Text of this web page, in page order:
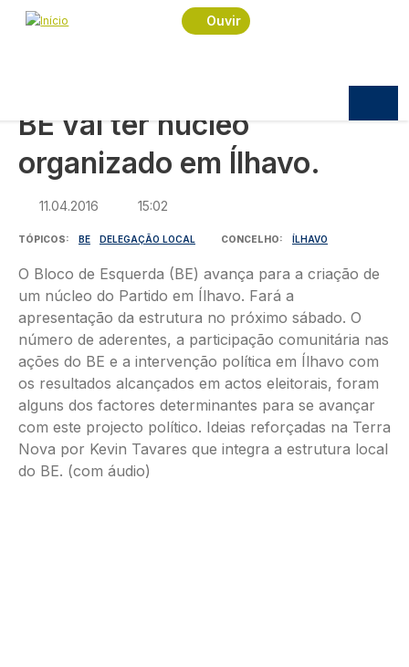
Passar para o conteúdo principal
Ouvir
Navegação estrutural
Início
Política
BE vai ter núcleo organizado em Ílhavo.
BE vai ter núcleo
organizado em Ílhavo.
11.04.2016 15:02
TÓPICOS BE DELEGAÇÃO LOCAL CONCELHO ÍLHAVO
O Bloco de Esquerda (BE) avança para a criação de
um núcleo do Partido em Ílhavo. Fará a
apresentação da estrutura no próximo sábado. O
número de aderentes, a participação comunitária nas
ações do BE e a intervenção política em Ílhavo com
os resultados alcançados em actos eleitorais, foram
alguns dos factores determinantes para se avançar
com este projecto político. Ideias reforçadas na Terra
Nova por Kevin Tavares que integra a estrutura local
do BE. (com áudio)